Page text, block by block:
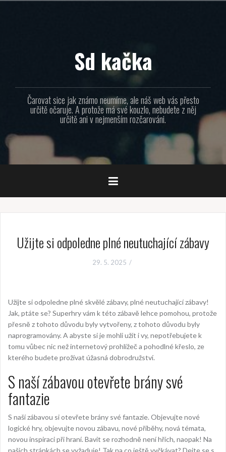
Sd kačka
Čarovat sice jak známo neumíme, ale náš web vás přesto
určitě očaruje. A protože má své kouzlo, nebudete z něj
určitě ani v nejmenším rozčarováni.
Užijte si odpoledne plné neutuchající zábavy
29. 5. 2025
Užijte si odpoledne plné skvělé zábavy, plné neutuchající zábavy!
Jak, ptáte se? Superhry vám k této zábavě lehce pomohou, protože
přesně z tohoto důvodu byly vytvořeny, z tohoto důvodu byly
naprogramovány. A abyste si je mohli užít i vy, nepotřebujete k
tomu vůbec nic než internetový prohlížeč a pohodlné křeslo, ze
kterého budete prožívat úžasná dobrodružství.
S naší zábavou otevřete brány své
fantazie
S naší zábavou si otevřete brány své fantazie. Objevujte nové
logické hry, objevujte novou zábavu, nové příběhy, nová témata,
novou inspiraci při hraní. Bavit se rozhodně není hřích, naopak! Na
našich stránkách se vyžaduje! Tak na co ještě vyčkávat? Dejte se s